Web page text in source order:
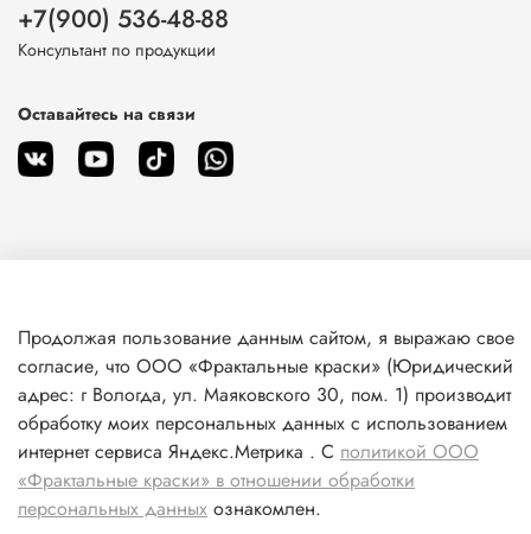
Клиентам
Информация
+7(900) 536-48-88
Консультант по продукции
Оставайтесь на связи
Продолжая пользование данным сайтом, я выражаю свое
согласие, что ООО «Фрактальные краски» (Юридический
адрес: г Вологда, ул. Маяковского 30, пом. 1) производит
обработку моих персональных данных с использованием
интернет сервиса Яндекс.Метрика . С политикой ООО
«Фрактальные краски» в отношении обработки
персональных данных ознакомлен.